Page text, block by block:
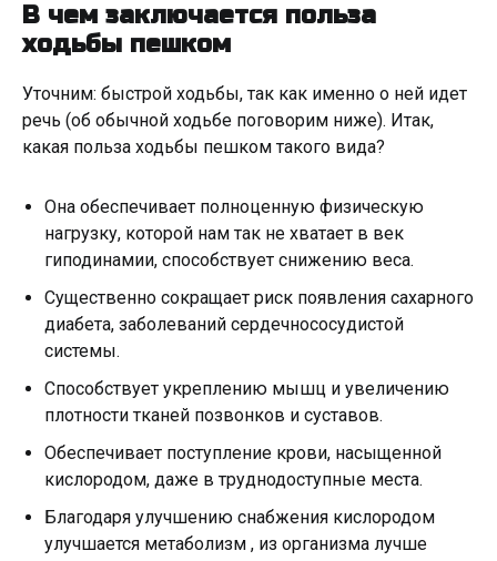
В чем заключается польза
ходьбы пешком
Уточним: быстрой ходьбы, так как именно о ней идет
речь (об обычной ходьбе поговорим ниже). Итак,
какая польза ходьбы пешком такого вида?
Она обеспечивает полноценную физическую
нагрузку, которой нам так не хватает в век
гиподинамии, способствует снижению веса.
Существенно сокращает риск появления сахарного
диабета, заболеваний сердечнососудистой
системы.
Способствует укреплению мышц и увеличению
плотности тканей позвонков и суставов.
Обеспечивает поступление крови, насыщенной
кислородом, даже в труднодоступные места.
Благодаря улучшению снабжения кислородом
улучшается метаболизм , из организма лучше